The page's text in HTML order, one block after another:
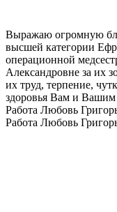
Выражаю огромную
высшей категории
операционной
Александровне за их
их труд, терпение,
здоровья Вам и
Работа Любовь
Работа Любовь